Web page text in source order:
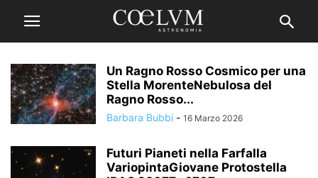
Un Ragno Rosso Cosmico per una
Stella MorenteNebulosa del
Ragno Rosso...
Barbara Bubbi - 16 Marzo 2026
Futuri Pianeti nella Farfalla
VariopintaGiovane Protostella